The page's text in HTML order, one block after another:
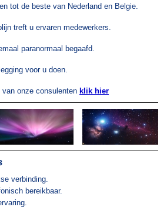
tot de beste van Nederland en Belgie.
treft u ervaren medewerkers.
paranormaal begaafd.
voor u doen.
onze consulenten klik hier
verbinding.
bereikbaar.